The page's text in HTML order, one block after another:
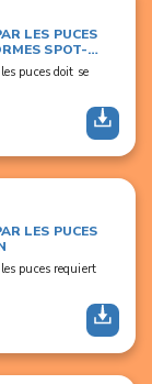
LES PUCES
SPOT-
puces doit se
LES PUCES
puces requiert